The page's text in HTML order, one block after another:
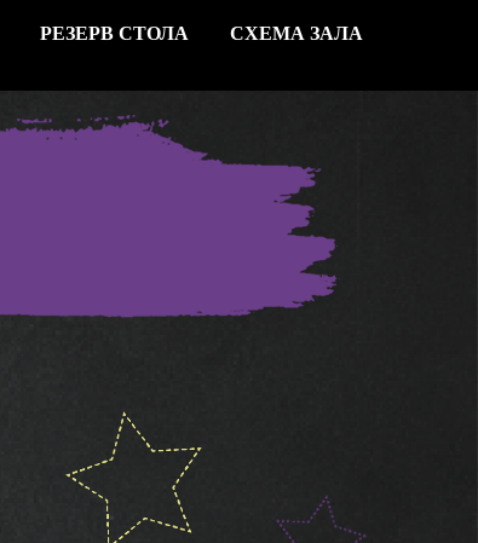
РЕЗЕРВ СТОЛА
СХЕМА ЗАЛА